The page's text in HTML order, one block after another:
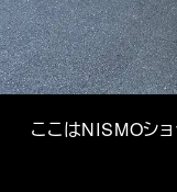
ここはNISMOシ